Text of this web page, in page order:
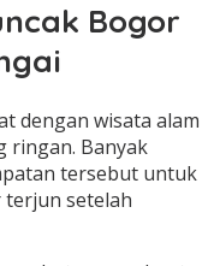
Bogor
dengan wisata alam
ringan. Banyak
tersebut untuk
terjun setelah